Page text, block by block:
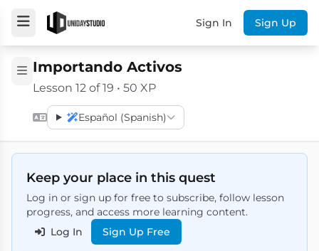
Sign In Sign Up
Importando Activos
Lesson 12 of 19 • 50 XP
Español (Spanish)
Keep your place in this quest
Log in or sign up for free to subscribe, follow lesson
progress, and access more learning content.
Log In
Sign Up Free